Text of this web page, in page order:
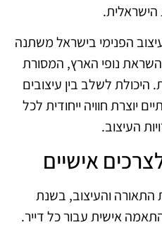
הישראלית.
הפנימי בישראל משתנה
נופי הארץ, המסורת
היכולת לשלב בין עיצובים
יוצרת חוויה ייחודית לכל
העיצוב.
אישיים
התאורה והעיצוב, בשנת
התאמה אישית עבור כל דייר.